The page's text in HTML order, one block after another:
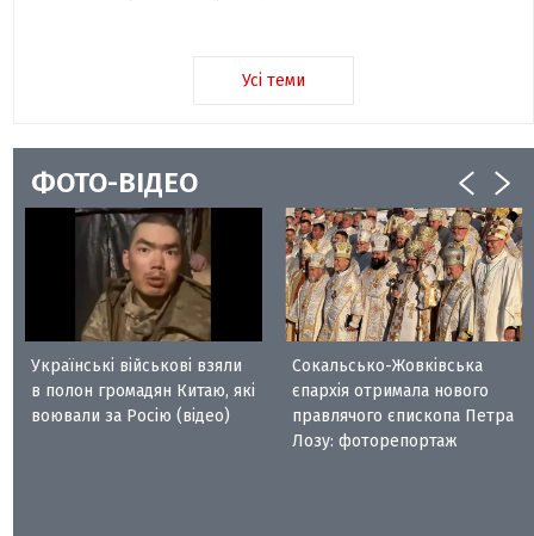
Усі теми
ФОТО-ВІДЕО
Українські військові взяли
в полон громадян Китаю, які
воювали за Росію (відео)
Сокальсько-Жовківська
єпархія отримала нового
правлячого єпископа Петра
Лозу: фоторепортаж